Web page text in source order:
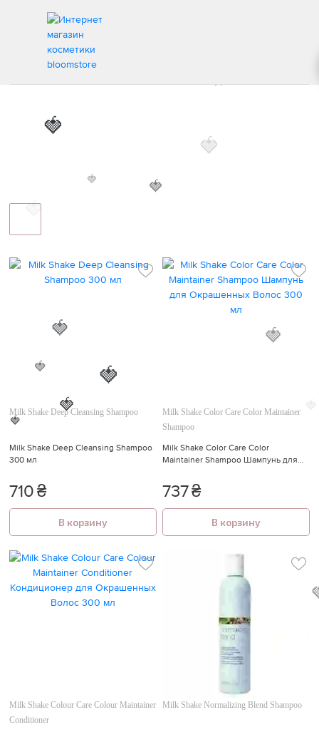
Milk Shake Deep Cleansing Shampoo
Milk Shake Deep Cleansing Shampoo
300 мл
710₴
В корзину
Milk Shake Color Care Color Maintainer
Shampoo
Milk Shake Color Care Color
Maintainer Shampoo Шампунь для
737₴
В корзину
Milk Shake Colour Care Colour Maintainer
Conditioner
Milk Shake Normalizing Blend Shampoo
🍓